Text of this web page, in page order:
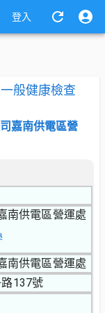
登入
般健康檢查
嘉南供電區營
南供電區營運處
南供電區營運處
137號